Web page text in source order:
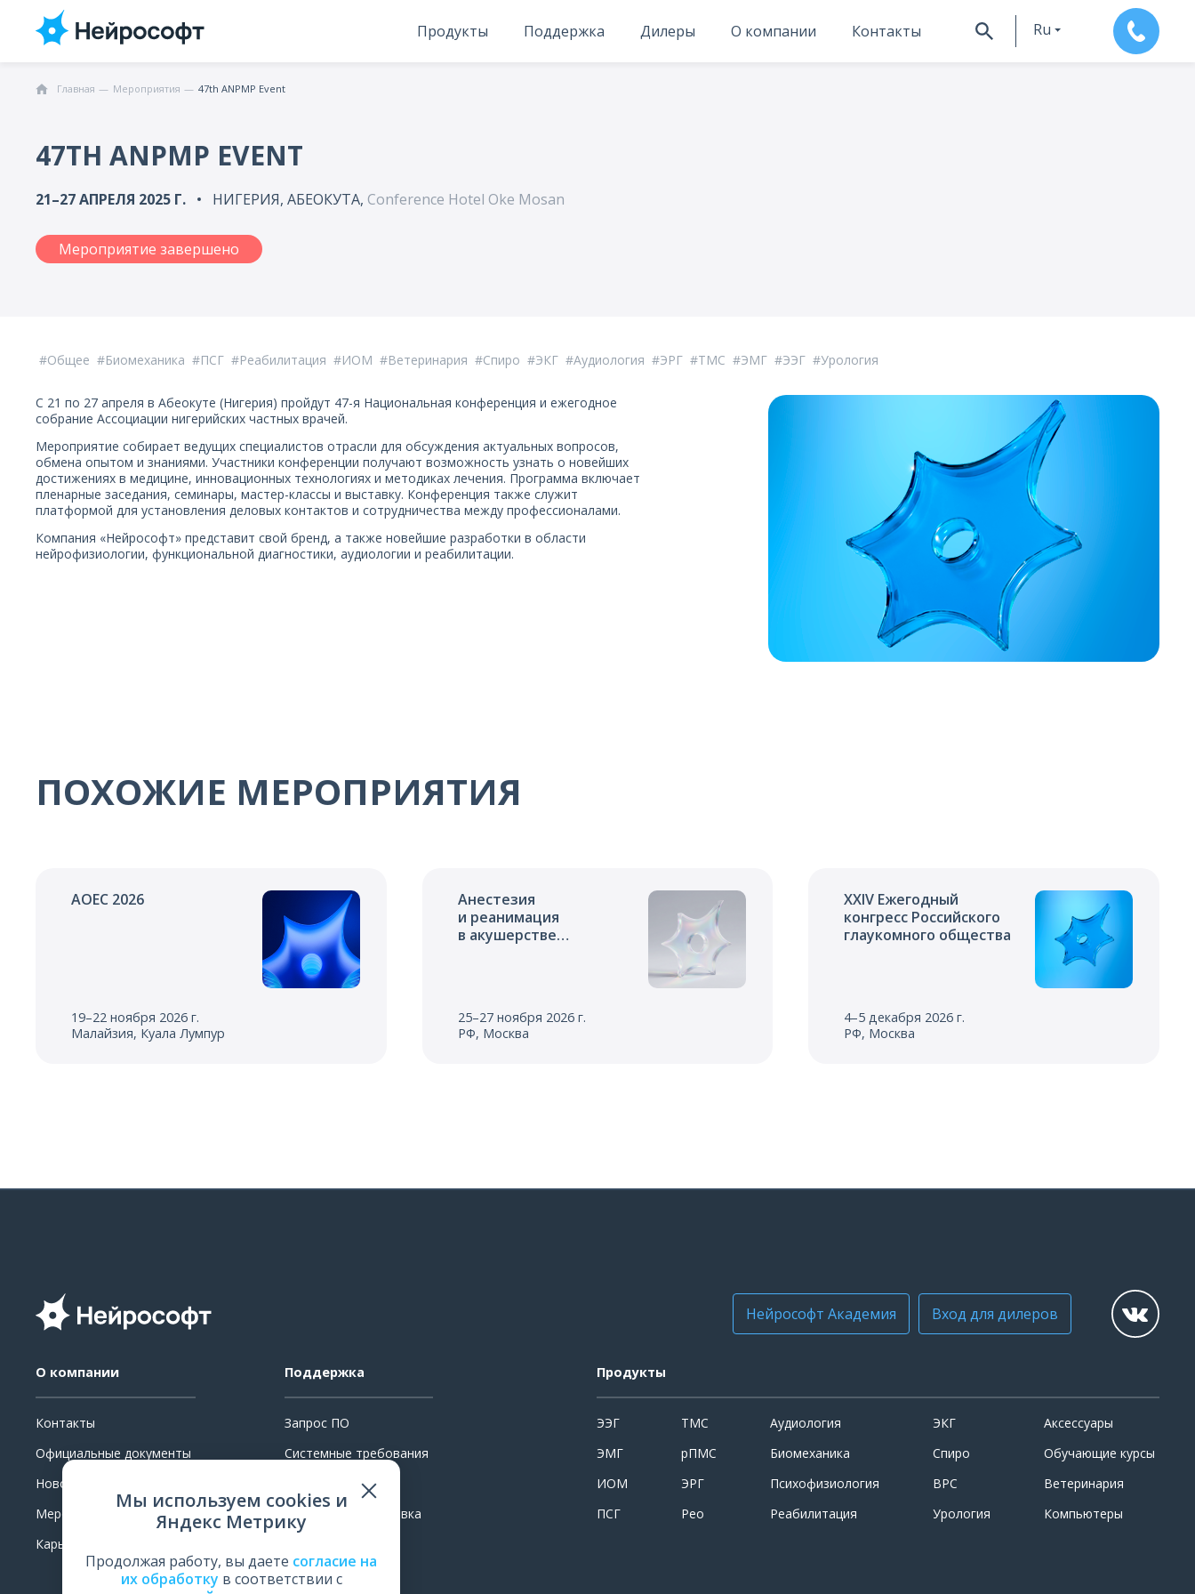
Продукты Поддержка Дилеры О компании Контакты Ru
Главная Мероприятия 47th ANPMP Event
47TH ANPMP EVENT
21–27 АПРЕЛЯ 2025 Г. НИГЕРИЯ, АБЕОКУТА, Conference Hotel Oke Mosan
Мероприятие завершено
Общее Биомеханика ПСГ Реабилитация ИОМ Ветеринария Спиро ЭКГ Аудиология ЭРГ ТМС ЭМГ ЭЭГ Урология
С 21 по 27 апреля в Абеокуте (Нигерия) пройдут 47-я Национальная конференция и ежегодное
собрание Ассоциации нигерийских частных врачей.
Мероприятие собирает ведущих специалистов отрасли для обсуждения актуальных вопросов,
обмена опытом и знаниями. Участники конференции получают возможность узнать о новейших
достижениях в медицине, инновационных технологиях и методиках лечения. Программа включает
пленарные заседания, семинары, мастер-классы и выставку. Конференция также служит
платформой для установления деловых контактов и сотрудничества между профессионалами.
Компания «Нейрософт» представит свой бренд, а также новейшие разработки в области
нейрофизиологии, функциональной диагностики, аудиологии и реабилитации.
ПОХОЖИЕ МЕРОПРИЯТИЯ
AOEC 2026
19–22 ноября 2026 г.
Малайзия, Куала Лумпур
Анестезия
и реанимация
в акушерстве
25–27 ноября 2026 г.
РФ, Москва
XXIV Ежегодный
конгресс Российского
глаукомного общества
4–5 декабря 2026 г.
РФ, Москва
Нейрософт Академия Вход для дилеров
О компании
Контакты
Официальные документы
Новости
Мероприятия
Карьера
Поддержка
Запрос ПО
Системные требования
Поверка и калибровка
Оценить работу
Продукты
ЭЭГ
ЭМГ
ИОМ
ПСГ
ТМС
рПМС
ЭРГ
Рео
Аудиология
Биомеханика
Психофизиология
Реабилитация
ЭКГ
Спиро
ВРС
Урология
Аксессуары
Обучающие курсы
Ветеринария
Компьютеры
Мы используем cookies и
Яндекс Метрику
Продолжая работу, вы даете согласие на
их обработку в соответствии с